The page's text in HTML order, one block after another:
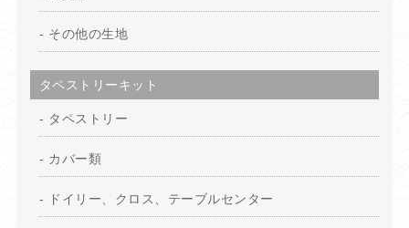
その他の生地
タペストリーキット
タペストリー
カバー類
ドイリー、クロス、テーブルセンター